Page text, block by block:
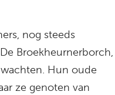
nog steeds
Broekheurnerborch,
Hun oude
ze genoten van